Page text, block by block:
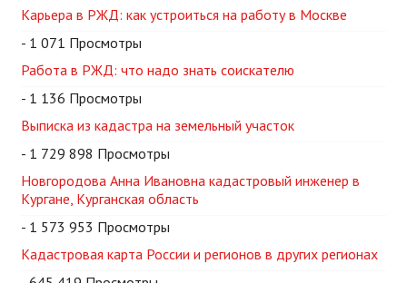
Карьера в РЖД: как устроиться на работу в Москве
- 1 071 Просмотры
Работа в РЖД: что надо знать соискателю
- 1 136 Просмотры
Выписка из кадастра на земельный участок
- 1 729 898 Просмотры
Новгородова Анна Ивановна кадастровый инженер в
Кургане, Курганская область
- 1 573 953 Просмотры
Кадастровая карта России и регионов в других регионах